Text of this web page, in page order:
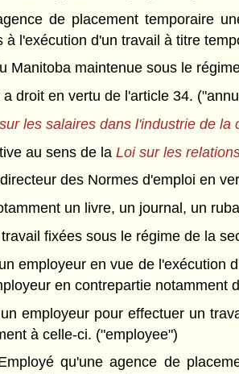
de placement temporaire
l'exécution d'un travail à titre
Manitoba maintenue sous le
droit en vertu de l'article 34.
les salaires dans l'industrie de la
au sens de la Loi sur les
des Normes d'emploi en
un livre, un journal, un
fixées sous le régime de la
employeur en vue de
en contrepartie notamment
employeur pour effectuer un
à celle-ci. ("employee")
qu'une agence de